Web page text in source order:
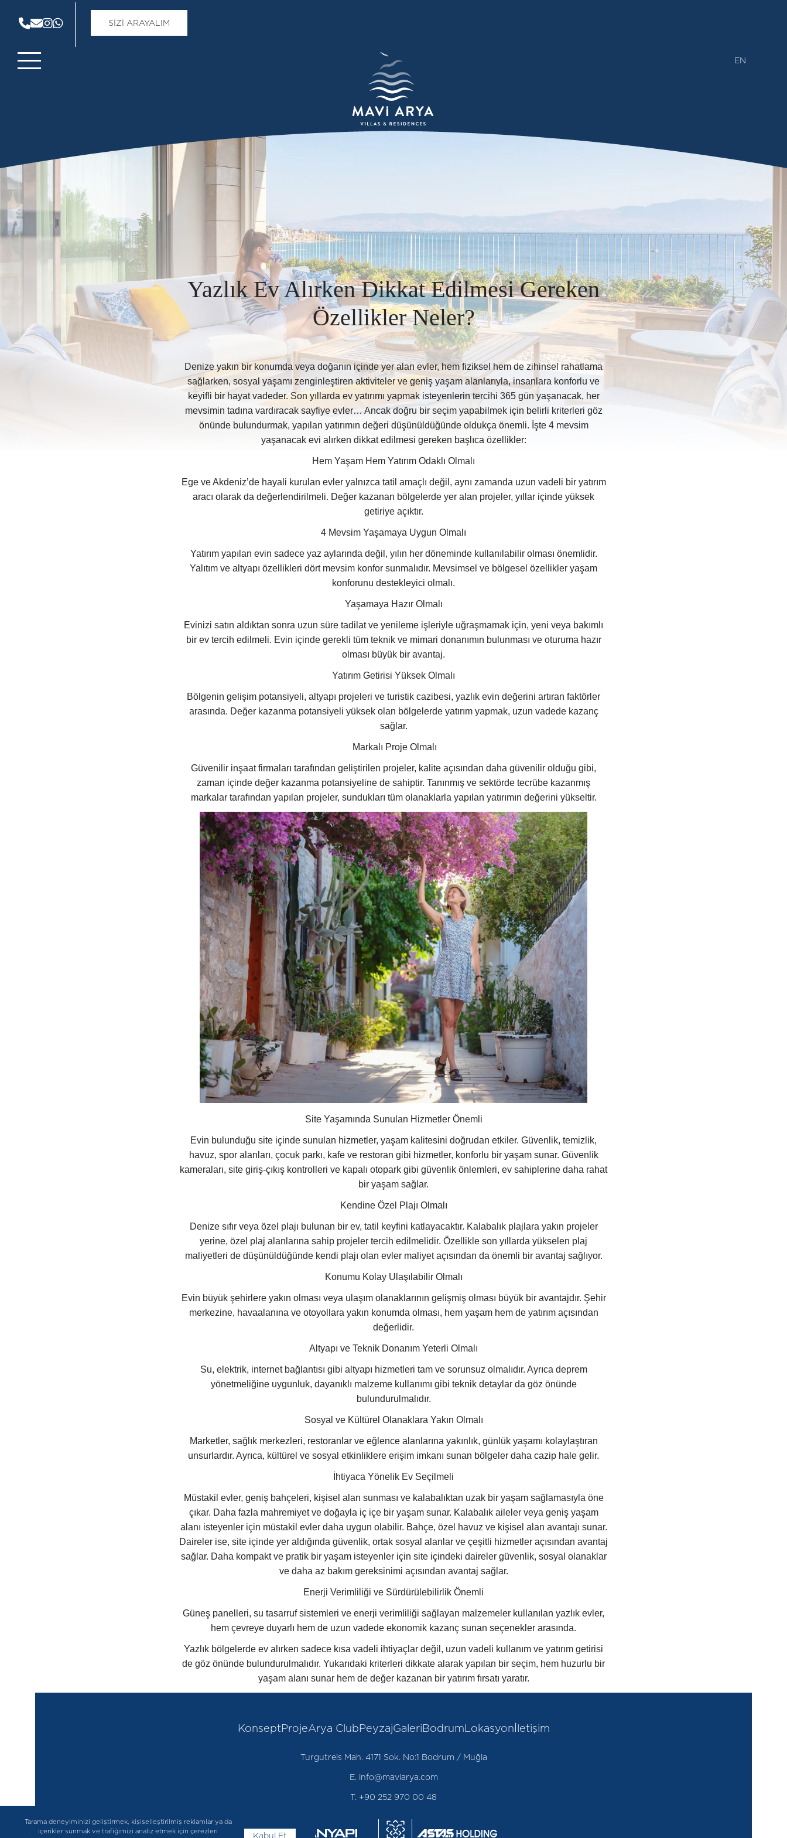
EN
SİZİ ARAYALIM
SİZİ ARAYALIM
Tarama deneyiminizi geliştirmek, kişiselleştirilmiş reklamlar ya da
içerikler sunmak ve trafiğimizi analiz etmek için çerezleri
Kabul Et
Yazlık Ev Alırken Dikkat Edilmesi Gereken
Özellikler Neler?
Denize yakın bir konumda veya doğanın içinde yer alan evler, hem fiziksel hem de zihinsel rahatlama
sağlarken, sosyal yaşamı zenginleştiren aktiviteler ve geniş yaşam alanlarıyla, insanlara konforlu ve
keyifli bir hayat vadeder. Son yıllarda ev yatırımı yapmak isteyenlerin tercihi 365 gün yaşanacak, her
mevsimin tadına vardıracak sayfiye evler… Ancak doğru bir seçim yapabilmek için belirli kriterleri göz
önünde bulundurmak, yapılan yatırımın değeri düşünüldüğünde oldukça önemli. İşte 4 mevsim
yaşanacak evi alırken dikkat edilmesi gereken başlıca özellikler:
Hem Yaşam Hem Yatırım Odaklı Olmalı
Ege ve Akdeniz’de hayali kurulan evler yalnızca tatil amaçlı değil, aynı zamanda uzun vadeli bir yatırım
aracı olarak da değerlendirilmeli. Değer kazanan bölgelerde yer alan projeler, yıllar içinde yüksek
getiriye açıktır.
4 Mevsim Yaşamaya Uygun Olmalı
Yatırım yapılan evin sadece yaz aylarında değil, yılın her döneminde kullanılabilir olması önemlidir.
Yalıtım ve altyapı özellikleri dört mevsim konfor sunmalıdır. Mevsimsel ve bölgesel özellikler yaşam
konforunu destekleyici olmalı.
Yaşamaya Hazır Olmalı
Evinizi satın aldıktan sonra uzun süre tadilat ve yenileme işleriyle uğraşmamak için, yeni veya bakımlı
bir ev tercih edilmeli. Evin içinde gerekli tüm teknik ve mimari donanımın bulunması ve oturuma hazır
olması büyük bir avantaj.
Yatırım Getirisi Yüksek Olmalı
Bölgenin gelişim potansiyeli, altyapı projeleri ve turistik cazibesi, yazlık evin değerini artıran faktörler
arasında. Değer kazanma potansiyeli yüksek olan bölgelerde yatırım yapmak, uzun vadede kazanç
sağlar.
Markalı Proje Olmalı
Güvenilir inşaat firmaları tarafından geliştirilen projeler, kalite açısından daha güvenilir olduğu gibi,
zaman içinde değer kazanma potansiyeline de sahiptir. Tanınmış ve sektörde tecrübe kazanmış
markalar tarafından yapılan projeler, sundukları tüm olanaklarla yapılan yatırımın değerini yükseltir.
Site Yaşamında Sunulan Hizmetler Önemli
Evin bulunduğu site içinde sunulan hizmetler, yaşam kalitesini doğrudan etkiler. Güvenlik, temizlik,
havuz, spor alanları, çocuk parkı, kafe ve restoran gibi hizmetler, konforlu bir yaşam sunar. Güvenlik
kameraları, site giriş-çıkış kontrolleri ve kapalı otopark gibi güvenlik önlemleri, ev sahiplerine daha rahat
bir yaşam sağlar.
Kendine Özel Plajı Olmalı
Denize sıfır veya özel plajı bulunan bir ev, tatil keyfini katlayacaktır. Kalabalık plajlara yakın projeler
yerine, özel plaj alanlarına sahip projeler tercih edilmelidir. Özellikle son yıllarda yükselen plaj
maliyetleri de düşünüldüğünde kendi plajı olan evler maliyet açısından da önemli bir avantaj sağlıyor.
Konumu Kolay Ulaşılabilir Olmalı
Evin büyük şehirlere yakın olması veya ulaşım olanaklarının gelişmiş olması büyük bir avantajdır. Şehir
merkezine, havaalanına ve otoyollara yakın konumda olması, hem yaşam hem de yatırım açısından
değerlidir.
Altyapı ve Teknik Donanım Yeterli Olmalı
Su, elektrik, internet bağlantısı gibi altyapı hizmetleri tam ve sorunsuz olmalıdır. Ayrıca deprem
yönetmeliğine uygunluk, dayanıklı malzeme kullanımı gibi teknik detaylar da göz önünde
bulundurulmalıdır.
Sosyal ve Kültürel Olanaklara Yakın Olmalı
Marketler, sağlık merkezleri, restoranlar ve eğlence alanlarına yakınlık, günlük yaşamı kolaylaştıran
unsurlardır. Ayrıca, kültürel ve sosyal etkinliklere erişim imkanı sunan bölgeler daha cazip hale gelir.
İhtiyaca Yönelik Ev Seçilmeli
Müstakil evler, geniş bahçeleri, kişisel alan sunması ve kalabalıktan uzak bir yaşam sağlamasıyla öne
çıkar. Daha fazla mahremiyet ve doğayla iç içe bir yaşam sunar. Kalabalık aileler veya geniş yaşam
alanı isteyenler için müstakil evler daha uygun olabilir. Bahçe, özel havuz ve kişisel alan avantajı sunar.
Daireler ise, site içinde yer aldığında güvenlik, ortak sosyal alanlar ve çeşitli hizmetler açısından avantaj
sağlar. Daha kompakt ve pratik bir yaşam isteyenler için site içindeki daireler güvenlik, sosyal olanaklar
ve daha az bakım gereksinimi açısından avantaj sağlar.
Enerji Verimliliği ve Sürdürülebilirlik Önemli
Güneş panelleri, su tasarruf sistemleri ve enerji verimliliği sağlayan malzemeler kullanılan yazlık evler,
hem çevreye duyarlı hem de uzun vadede ekonomik kazanç sunan seçenekler arasında.
Yazlık bölgelerde ev alırken sadece kısa vadeli ihtiyaçlar değil, uzun vadeli kullanım ve yatırım getirisi
de göz önünde bulundurulmalıdır. Yukarıdaki kriterleri dikkate alarak yapılan bir seçim, hem huzurlu bir
yaşam alanı sunar hem de değer kazanan bir yatırım fırsatı yaratır.
KonseptProjeArya ClubPeyzajGaleriBodrumLokasyon İletişim
Turgutreis Mah. 4171 Sok. No:1 Bodrum / Muğla
E. info@maviarya.com
T. +90 252 970 00 48